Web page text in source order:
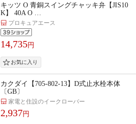
キッツ O 青銅スイングチャッキ弁【JIS10
K】 40A O …
プロキュアエース
14,735円
カクダイ【705-802-13】D式止水栓本体
〔GB〕
家電と住設のイークローバー
2,937円